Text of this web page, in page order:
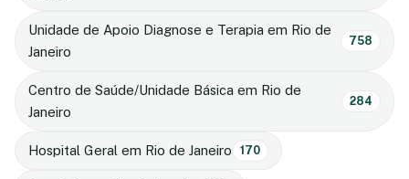
Unidade de Apoio Diagnose e Terapia em Rio de
Janeiro
758
Centro de Saúde/Unidade Básica em Rio de
Janeiro
284
Hospital Geral em Rio de Janeiro 170